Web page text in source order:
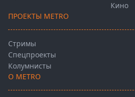
Кино
ПРОЕКТЫ METRO
Стримы
Спецпроекты
Колумнисты
О METRO